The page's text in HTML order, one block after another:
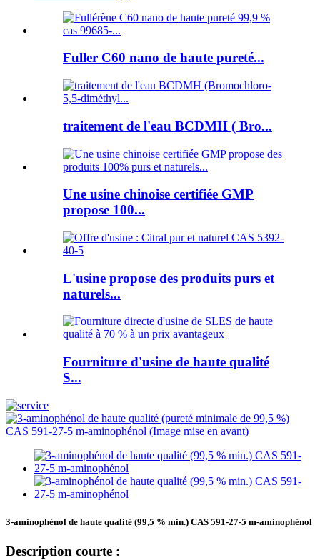
Fuller C60 nano de haute pureté...
traitement de l'eau BCDMH ( Bro...
Une usine chinoise certifiée GMP
propose 100...
L'usine propose des produits purs et
naturels...
Fourniture d'usine de haute qualité
S...
3-aminophénol de haute qualité (99,5 % min.) CAS 591-27-5 m-aminophénol
Description courte :